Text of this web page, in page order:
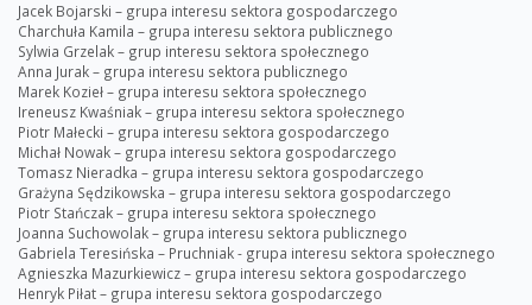
Jacek Bojarski – grupa interesu sektora gospodarczego
Charchuła Kamila – grupa interesu sektora publicznego
Sylwia Grzelak – grup interesu sektora społecznego
Anna Jurak – grupa interesu sektora publicznego
Marek Kozieł – grupa interesu sektora społecznego
Ireneusz Kwaśniak – grupa interesu sektora społecznego
Piotr Małecki – grupa interesu sektora gospodarczego
Michał Nowak – grupa interesu sektora gospodarczego
Tomasz Nieradka – grupa interesu sektora gospodarczego
Grażyna Sędzikowska – grupa interesu sektora gospodarczego
Piotr Stańczak – grupa interesu sektora społecznego
Joanna Suchowolak – grupa interesu sektora publicznego
Gabriela Teresińska – Pruchniak - grupa interesu sektora społecznego
Agnieszka Mazurkiewicz – grupa interesu sektora gospodarczego
Henryk Piłat – grupa interesu sektora gospodarczego